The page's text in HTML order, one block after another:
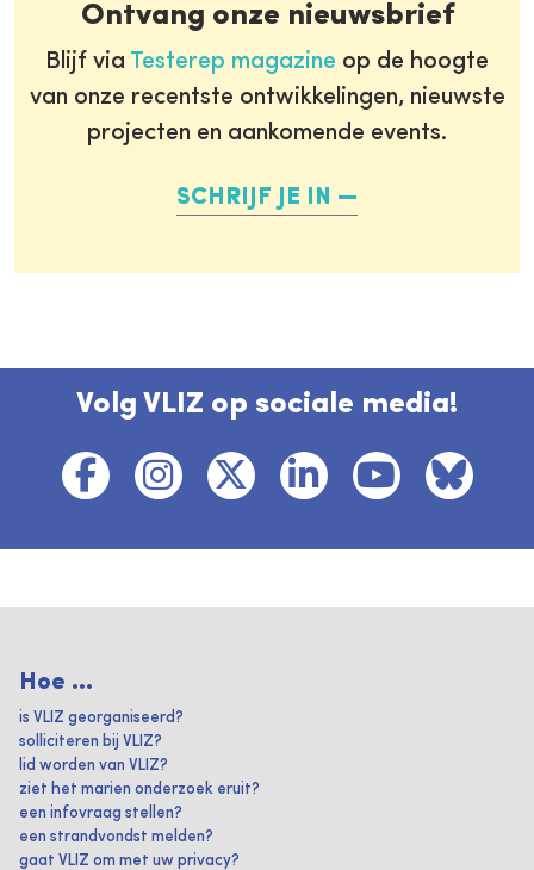
Ontvang onze nieuwsbrief
Blijf via Testerep magazine op de hoogte
van onze recentste ontwikkelingen, nieuwste
projecten en aankomende events.
SCHRIJF JE IN
Volg VLIZ op sociale media!
Hoe ...
is VLIZ georganiseerd?
solliciteren bij VLIZ?
lid worden van VLIZ?
ziet het marien onderzoek eruit?
een infovraag stellen?
een strandvondst melden?
gaat VLIZ om met uw privacy?